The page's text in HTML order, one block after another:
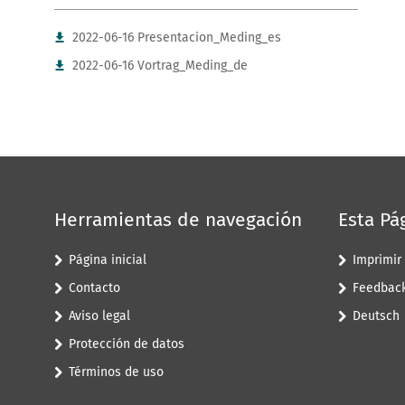
2022-06-16 Presentacion_Meding_es
2022-06-16 Vortrag_Meding_de
Herramientas de navegación
Página inicial
Contacto
Aviso legal
Protección de datos
Términos de uso
Esta
Imprimir
Deutsch